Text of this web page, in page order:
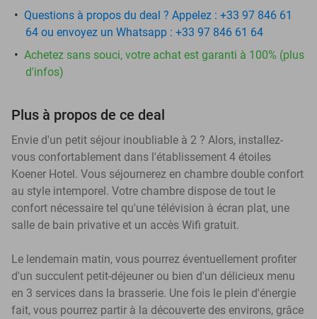
Questions à propos du deal ? Appelez : +33 97 846 61
64 ou envoyez un Whatsapp : +33 97 846 61 64
Achetez sans souci, votre achat est garanti à 100% (plus
d'infos)
Plus à propos de ce deal
Envie d'un petit séjour inoubliable à 2 ? Alors, installez-
vous confortablement dans l'établissement 4 étoiles
Koener Hotel. Vous séjournerez en chambre double confort
au style intemporel. Votre chambre dispose de tout le
confort nécessaire tel qu'une télévision à écran plat, une
salle de bain privative et un accès Wifi gratuit.
Le lendemain matin, vous pourrez éventuellement profiter
d'un succulent petit-déjeuner ou bien d'un délicieux menu
en 3 services dans la brasserie. Une fois le plein d'énergie
fait, vous pourrez partir à la découverte des environs, grâce